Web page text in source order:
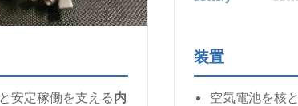
と安定稼働を支える内
装置
空気電池を核